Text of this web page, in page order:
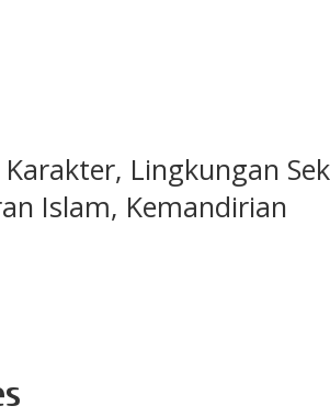
Lingkungan
Islam, Kemandirian